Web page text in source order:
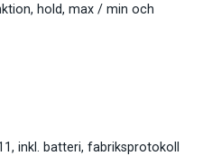
hold, max / min och
inkl. batteri, fabriksprotokoll